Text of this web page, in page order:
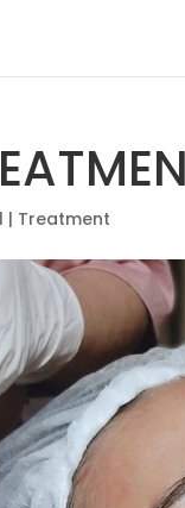
| Treatment